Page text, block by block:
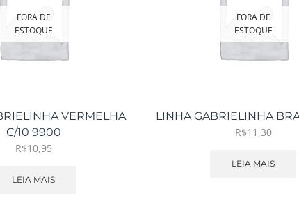
FORA DE
ESTOQUE
VERMELHA
C/10 9900
R$10,95
LEIA MAIS
FORA DE
ESTOQUE
LINHA GABRIELINHA
R$11,30
LEIA MAIS